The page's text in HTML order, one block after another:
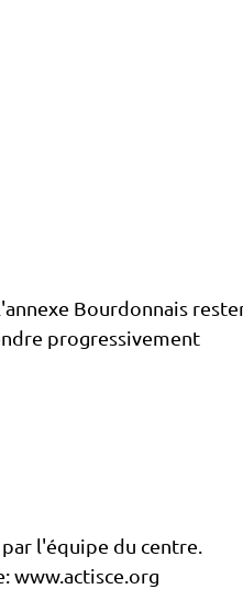
Bourdonnais
progressivement
l'équipe du centre.
www.actisce.org